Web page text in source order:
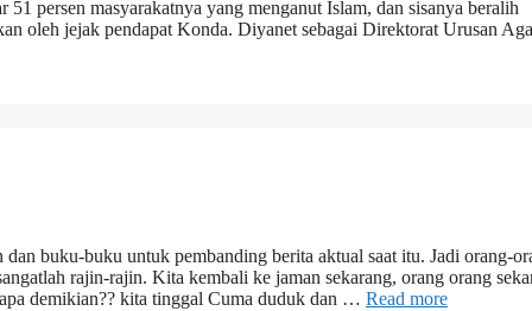
persen masyarakatnya yang menganut Islam, dan sisanya beralih
oleh jejak pendapat Konda. Diyanet sebagai Direktorat Urusan
buku-buku untuk pembanding berita aktual saat itu. Jadi orang-
rajin-rajin. Kita kembali ke jaman sekarang, orang orang
demikian?? kita tinggal Cuma duduk dan … Read more